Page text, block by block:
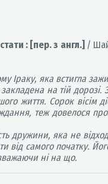
: [пер. з англ.] /
Іраку, яка встигла
на тій дорозі.
життя. Сорок вісім
теж довелося
дружини, яка не
самого початку.
ні на що.